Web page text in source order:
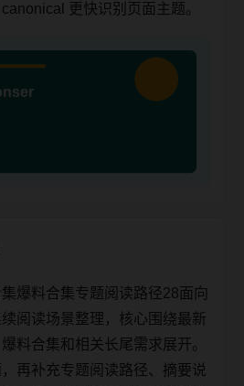
更快识别页面主题。
爆料合集专题阅读路径28面向
阅读场景整理，核心围绕最新
料合集和相关长尾需求展开。
再补充专题阅读路径、摘要说